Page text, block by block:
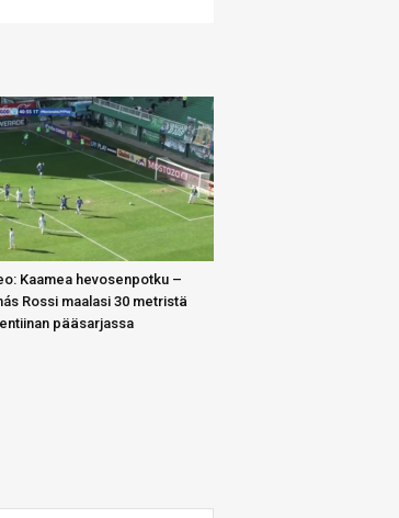
Kaamea hevosenpotku –
Rossi maalasi 30 metristä
pääsarjassa